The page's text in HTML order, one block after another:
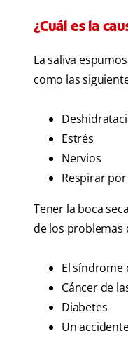
¿Cuál es la
La saliva
como las
Estrés
Nervios
Respirar
Tener la boca
de los problemas
El
Cáncer de
Diabetes
Un